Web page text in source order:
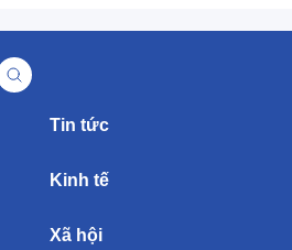
Tin tức
Kinh tế
Xã hội